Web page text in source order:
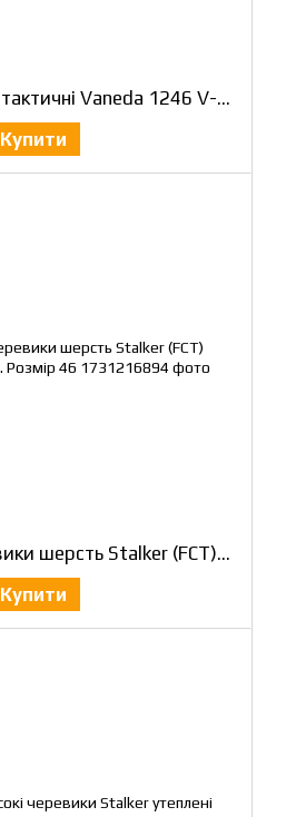
Берці зимові тактичні Vaneda 1246 V-CLUTCH PRO кордура хакі. Розмір 46
Купити
Зимові черевики шерсть Stalker (FCT) утеплені хакі. Розмір 46
Купити